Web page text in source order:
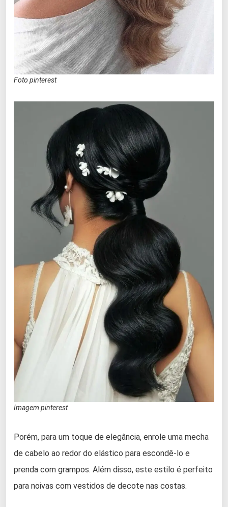
Foto pinterest
Imagem pinterest
Porém, para um toque de elegância, enrole uma mecha
de cabelo ao redor do elástico para escondê-lo e
prenda com grampos. Além disso, este estilo é perfeito
para noivas com vestidos de decote nas costas.